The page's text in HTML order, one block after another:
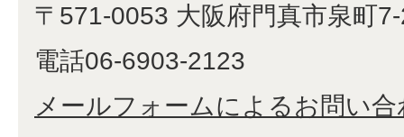
〒571-0053 大阪府門真市泉町
電話06-6903-2123
メールフォームによるお問い合